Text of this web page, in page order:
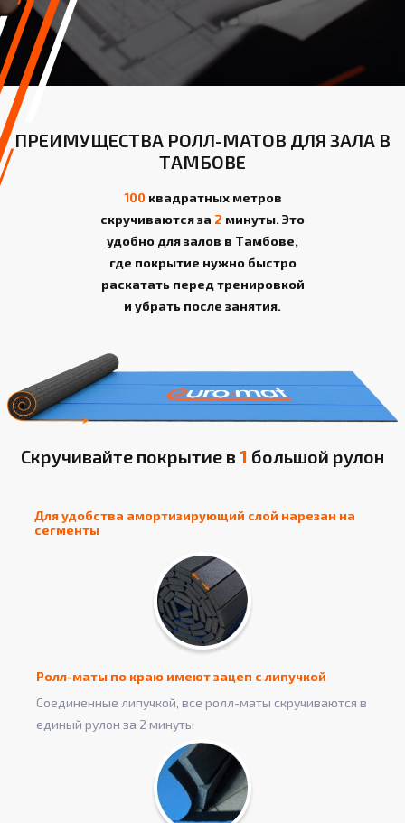
ПРЕИМУЩЕСТВА РОЛЛ-МАТОВ ДЛЯ ЗАЛА В
ТАМБОВЕ
100квадратных метров
скручиваются за 2 минуты. Это
удобно для залов в Тамбове,
где покрытие нужно быстро
раскатать перед тренировкой
и убрать после занятия.
Скручивайте покрытие в 1 большой рулон
Для удобства амортизирующий слой нарезан на
сегменты
Ролл-маты по краю имеют зацеп с липучкой
Соединенные липучкой, все ролл-маты скручиваются в
единый рулон за 2 минуты